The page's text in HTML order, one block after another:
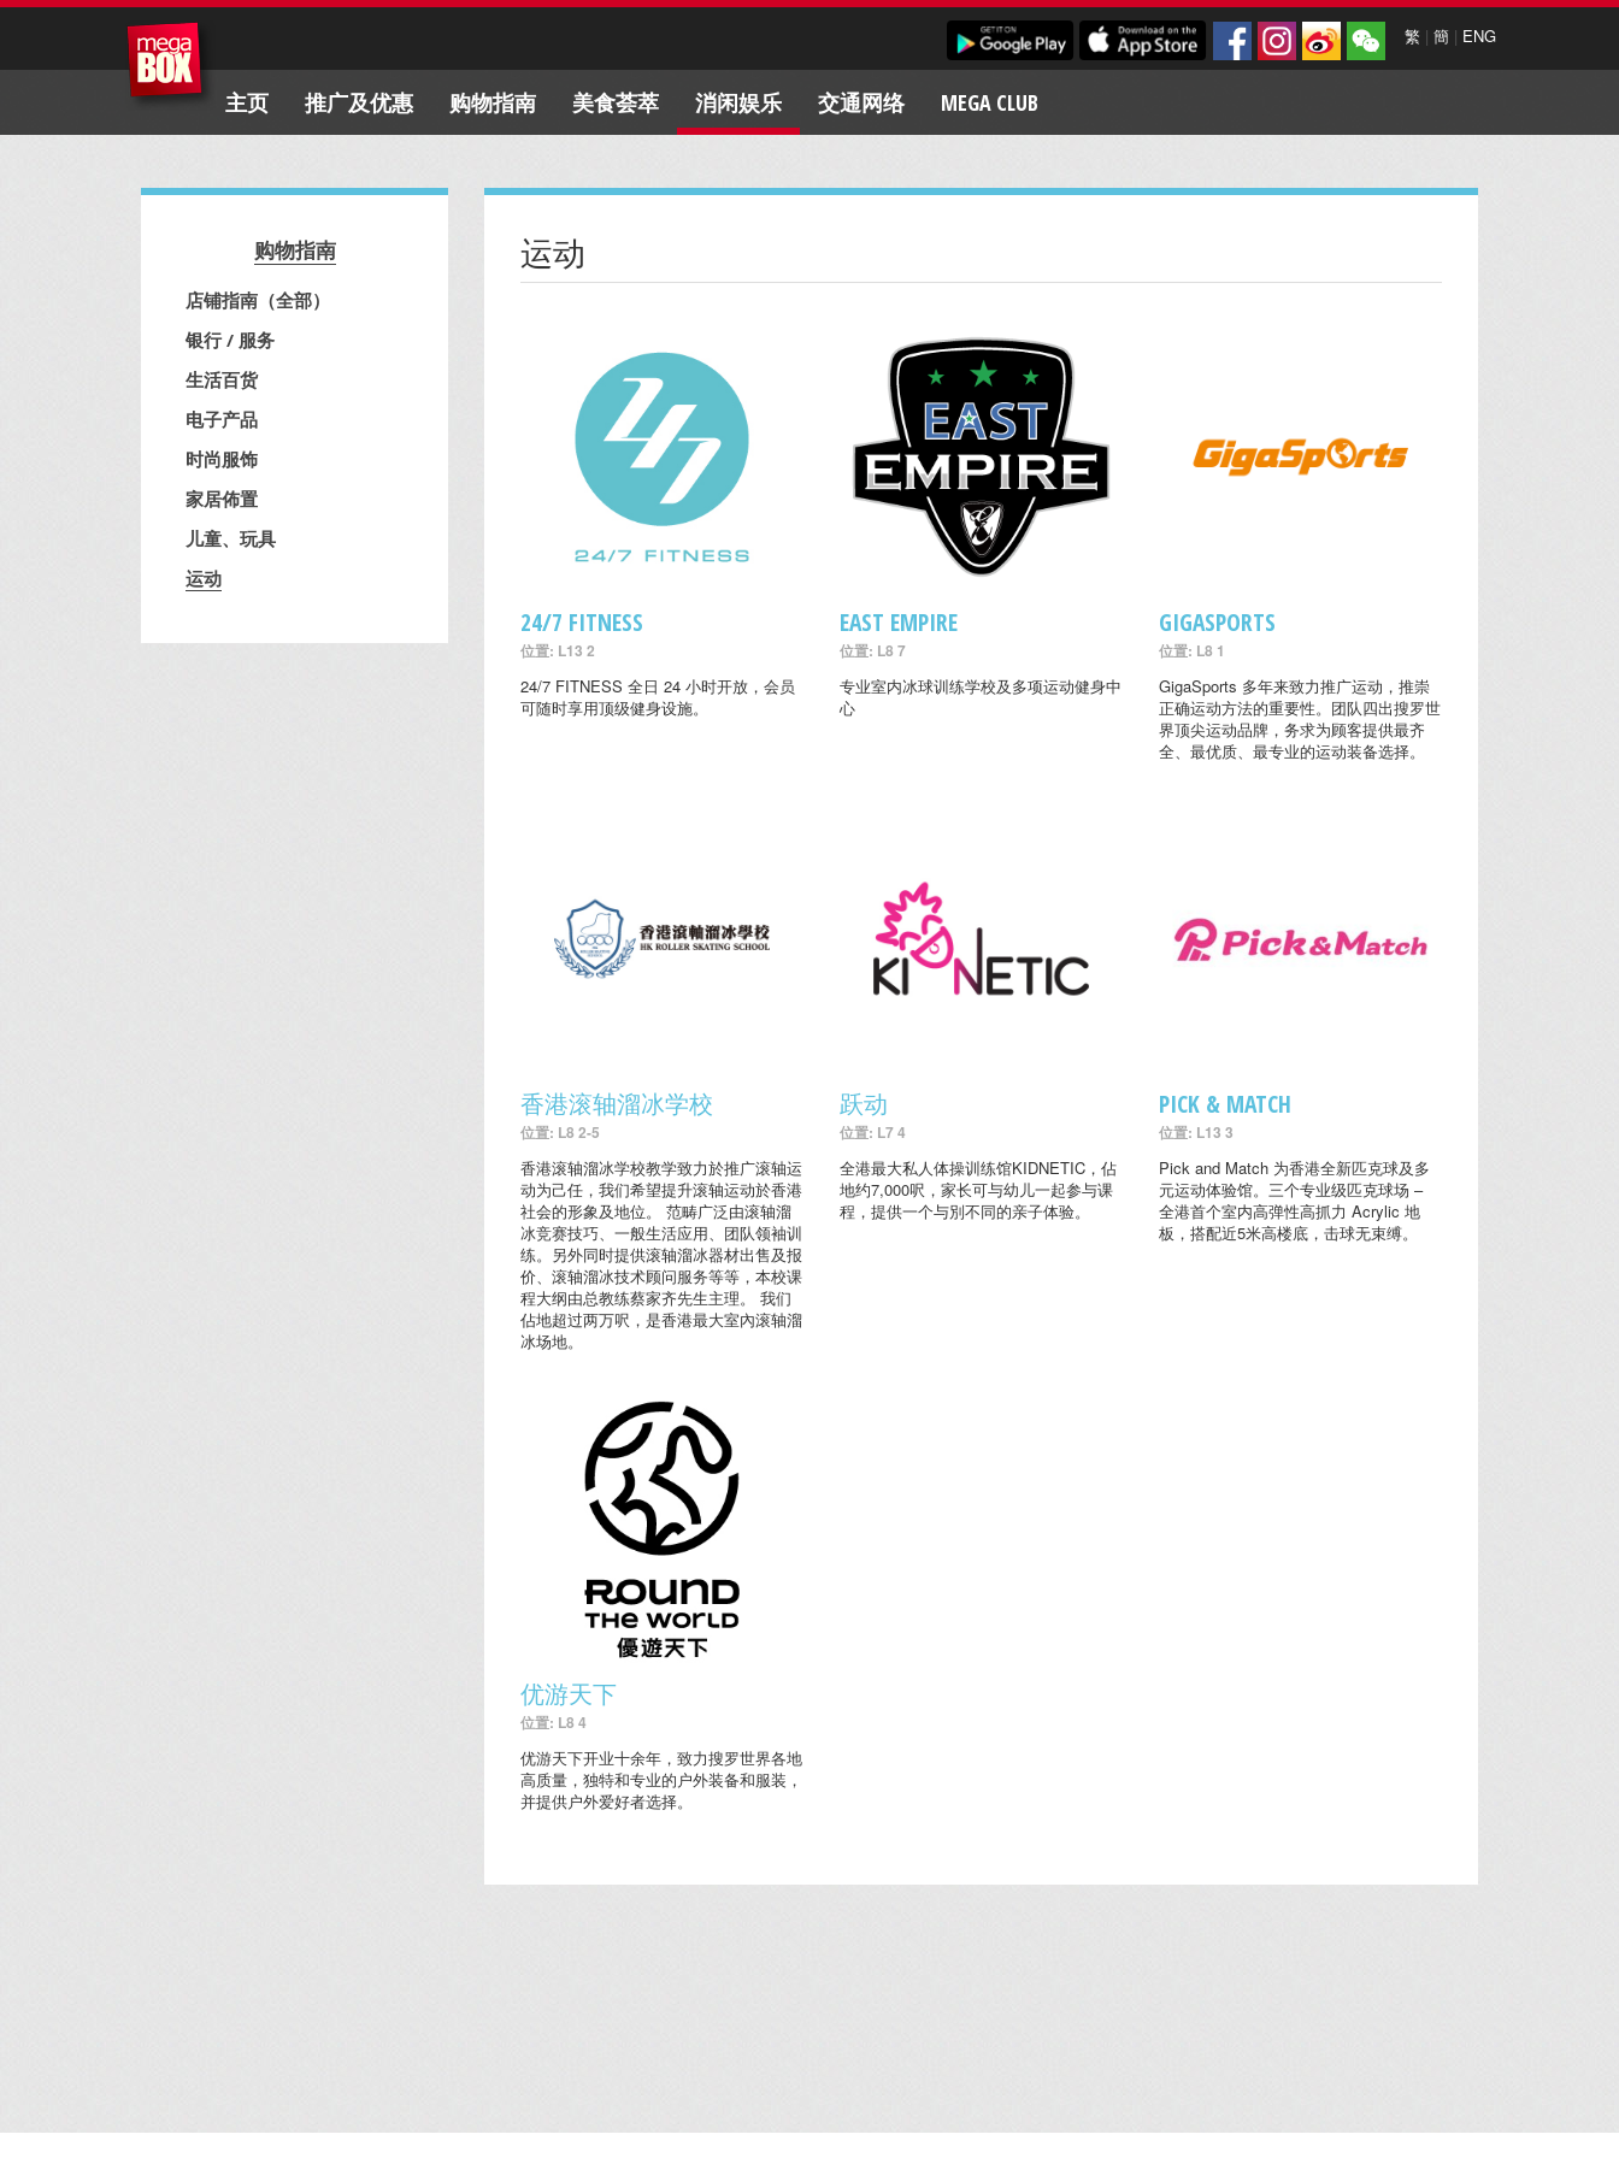
繁 | 簡 | ENG
主页 推广及优惠 购物指南 美食荟萃 消闲娱乐 交通网络 MEGA CLUB
购物指南
店铺指南（全部）
银行 / 服务
生活百货
电子产品
时尚服饰
家居佈置
儿童、玩具
运动
运动
24/7 FITNESS
位置: L13 2
24/7 FITNESS 全日 24 小时开放，会员
可随时享用顶级健身设施。
EAST EMPIRE
位置: L8 7
专业室内冰球训练学校及多项运动健身中
心
GIGASPORTS
位置: L8 1
GigaSports 多年来致力推广运动，推崇
正确运动方法的重要性。团队四出搜罗世
界顶尖运动品牌，务求为顾客提供最齐
全、最优质、最专业的运动装备选择。
香港滚轴溜冰学校
位置: L8 2-5
香港滚轴溜冰学校教学致力於推广滚轴运
动为己任，我们希望提升滚轴运动於香港
社会的形象及地位。 范畴广泛由滚轴溜
冰竞赛技巧、一般生活应用、团队领袖训
练。另外同时提供滚轴溜冰器材出售及报
价、滚轴溜冰技术顾问服务等等，本校课
程大纲由总教练蔡家齐先生主理。 我们
佔地超过两万呎，是香港最大室內滚轴溜
冰场地。
跃动
位置: L7 4
全港最大私人体操训练馆KIDNETIC，佔
地约7,000呎，家长可与幼儿一起参与课
程，提供一个与別不同的亲子体验。
PICK & MATCH
位置: L13 3
Pick and Match 为香港全新匹克球及多
元运动体验馆。三个专业级匹克球场 –
全港首个室内高弹性高抓力 Acrylic 地
板，搭配近5米高楼底，击球无束缚。
优游天下
位置: L8 4
优游天下开业十余年，致力搜罗世界各地
高质量，独特和专业的户外装备和服装，
并提供户外爱好者选择。